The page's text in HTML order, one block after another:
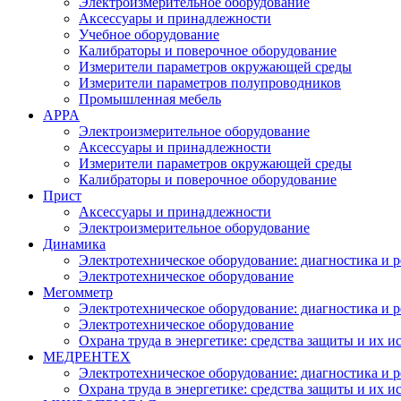
Аксессуары и принадлежности
Учебное оборудование
Калибраторы и поверочное оборудование
Измерители параметров окружающей среды
Измерители параметров полупроводников
Промышленная мебель
APPA
Электроизмерительное оборудование
Аксессуары и принадлежности
Измерители параметров окружающей среды
Калибраторы и поверочное оборудование
Прист
Аксессуары и принадлежности
Электроизмерительное оборудование
Динамика
Электротехническое оборудование: диагностика и
Электротехническое оборудование
Мегомметр
Электротехническое оборудование: диагностика и
Электротехническое оборудование
Охрана труда в энергетике: средства защиты и их
МЕДРЕНТЕХ
Электротехническое оборудование: диагностика и
Охрана труда в энергетике: средства защиты и их